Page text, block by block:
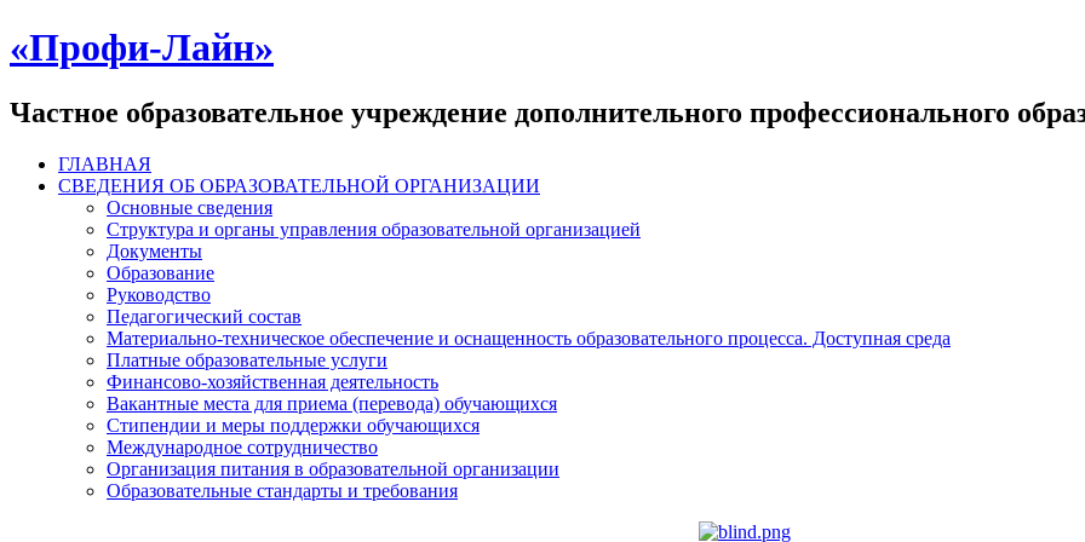
«Профи-Лайн»
Частное образовательное учреждение дополнительного профессионального
ГЛАВНАЯ
СВЕДЕНИЯ ОБ ОБРАЗОВАТЕЛЬНОЙ ОРГАНИЗАЦИИ
Основные сведения
Структура и органы управления образовательной организацией
Документы
Образование
Руководство
Педагогический состав
Материально-техническое обеспечение и оснащенность образовательного процесса. Доступная среда
Платные образовательные услуги
Финансово-хозяйственная деятельность
Вакантные места для приема (перевода) обучающихся
Стипендии и меры поддержки обучающихся
Международное сотрудничество
Организация питания в образовательной организации
Образовательные стандарты и требования